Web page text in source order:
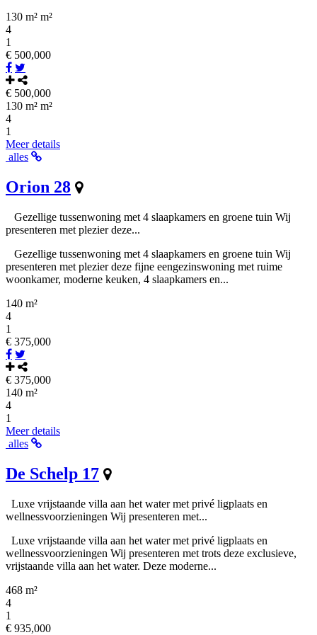
130 m² m²
4
1
€ 500,000
€ 500,000
130 m² m²
4
1
Meer details
alles
Orion 28
Gezellige tussenwoning met 4 slaapkamers en groene tuin Wij
presenteren met plezier deze...
Gezellige tussenwoning met 4 slaapkamers en groene tuin Wij
presenteren met plezier deze fijne eengezinswoning met ruime
woonkamer, moderne keuken, 4 slaapkamers en...
140 m²
4
1
€ 375,000
€ 375,000
140 m²
4
1
Meer details
alles
De Schelp 17
Luxe vrijstaande villa aan het water met privé ligplaats en
wellnessvoorzieningen Wij presenteren met...
Luxe vrijstaande villa aan het water met privé ligplaats en
wellnessvoorzieningen Wij presenteren met trots deze exclusieve,
vrijstaande villa aan het water. Deze moderne...
468 m²
4
1
€ 935,000